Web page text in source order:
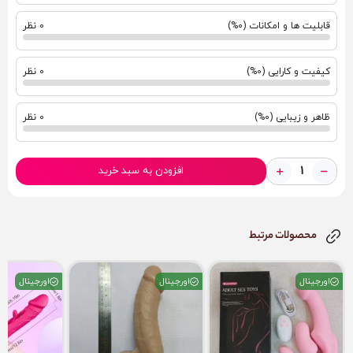
قابلیت ها و امکانات (0%) 0 نظر
کیفیت و کارایی (0%) 0 نظر
ظاهر و زیبایی (0%) 0 نظر
افزودن به سبد خرید
محصولات مرتبط
اورجینال اورجینال اورجینال